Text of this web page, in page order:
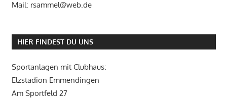
Mail: rsammel@web.de
HIER FINDEST DU UNS
Sportanlagen mit Clubhaus:
Elzstadion Emmendingen
Am Sportfeld 27